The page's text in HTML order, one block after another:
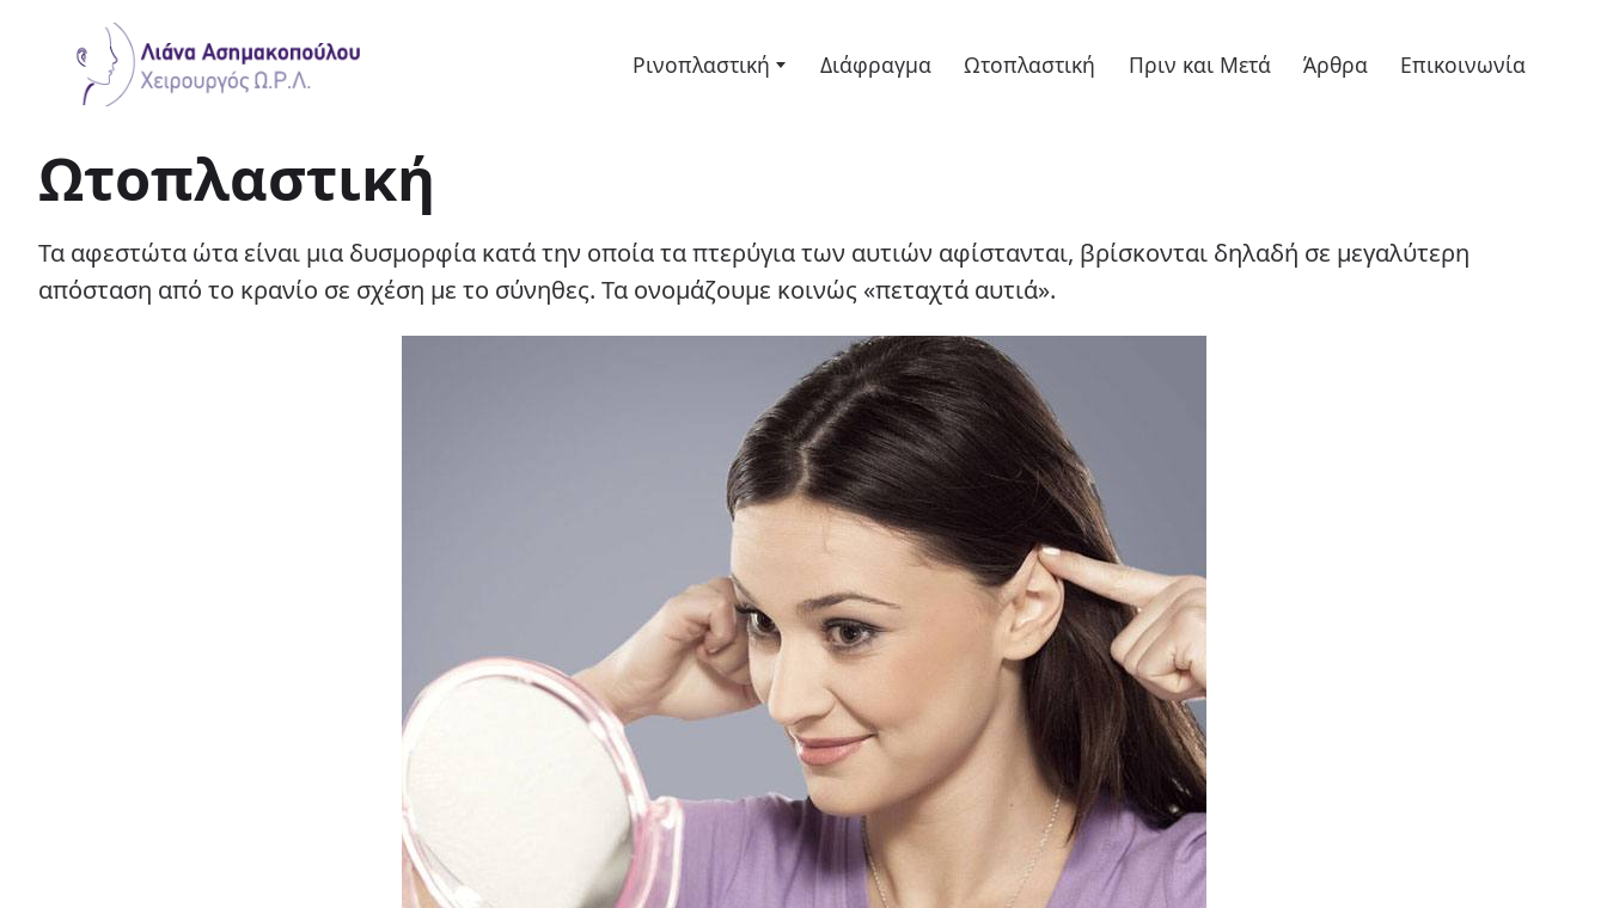
Ρινοπλαστική Διάφραγμα Ωτοπλαστική Πριν και Μετά Άρθρα Επικοινωνία
Ωτοπλαστική
Τα αφεστώτα ώτα είναι μια δυσμορφία κατά την οποία τα πτερύγια των αυτιών αφίστανται, βρίσκονται δηλαδή σε μεγαλύτερη
απόσταση από το κρανίο σε σχέση με το σύνηθες. Τα ονομάζουμε κοινώς «πεταχτά αυτιά».